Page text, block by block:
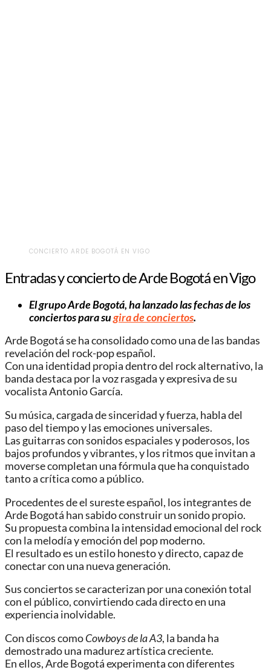
CONCIERTO ARDE BOGOTÁ EN VIGO
Entradas y concierto de Arde Bogotá en Vigo
El grupo Arde Bogotá, ha lanzado las fechas de los
conciertos para sugira de conciertos.
Arde Bogotá se ha consolidado como una de las bandas
revelación del rock-pop español.
Con una identidad propia dentro del rock alternativo, la
banda destaca por la voz rasgada y expresiva de su
vocalista Antonio García.
Su música, cargada de sinceridad y fuerza, habla del
paso del tiempo y las emociones universales.
Las guitarras con sonidos espaciales y poderosos, los
bajos profundos y vibrantes, y los ritmos que invitan a
moverse completan una fórmula que ha conquistado
tanto a crítica como a público.
Procedentes de el sureste español, los integrantes de
Arde Bogotá han sabido construir un sonido propio.
Su propuesta combina la intensidad emocional del rock
con la melodía y emoción del pop moderno.
El resultado es un estilo honesto y directo, capaz de
conectar con una nueva generación.
Sus conciertos se caracterizan por una conexión total
con el público, convirtiendo cada directo en una
experiencia inolvidable.
Con discos comoCowboys de la A3, la banda ha
demostrado una madurez artística creciente.
En ellos, Arde Bogotá experimenta con diferentes